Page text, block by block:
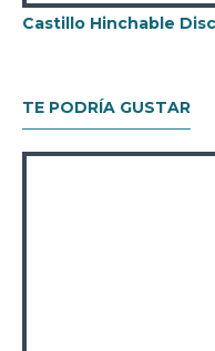
Castillo Hinchable
TE PODRÍA GUSTAR